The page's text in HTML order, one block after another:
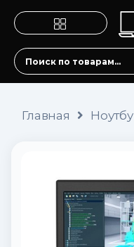
Главная